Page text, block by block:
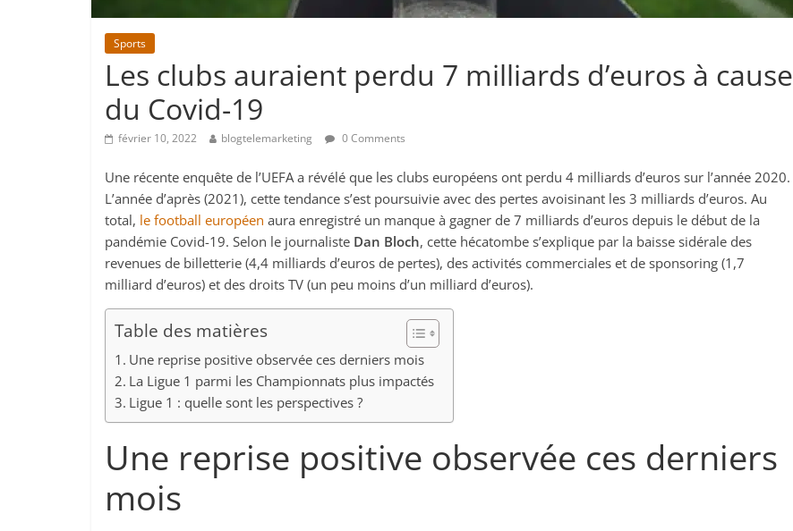
Sports
Les clubs auraient perdu 7 milliards d’euros à cause
du Covid-19
février 10, 2022 blogtelemarketing 0 Comments
Une récente enquête de l’UEFA a révélé que les clubs européens ont perdu 4 milliards d’euros sur l’année 2020.
L’année d’après (2021), cette tendance s’est poursuivie avec des pertes avoisinant les 3 milliards d’euros. Au
total, le football européen aura enregistré un manque à gagner de 7 milliards d’euros depuis le début de la
pandémie Covid-19. Selon le journaliste Dan Bloch, cette hécatombe s’explique par la baisse sidérale des
revenues de billetterie (4,4 milliards d’euros de pertes), des activités commerciales et de sponsoring (1,7
milliard d’euros) et des droits TV (un peu moins d’un milliard d’euros).
Table des matières
Une reprise positive observée ces derniers mois
La Ligue 1 parmi les Championnats plus impactés
Ligue 1 : quelle sont les perspectives ?
Une reprise positive observée ces derniers
mois